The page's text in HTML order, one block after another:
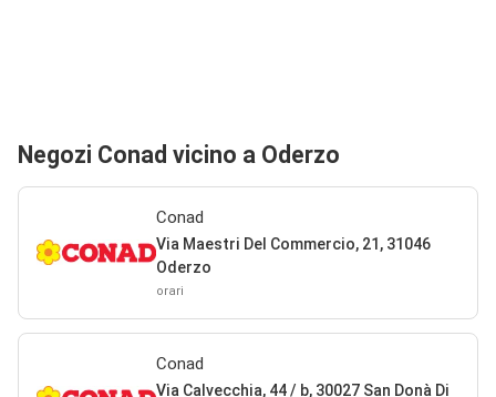
Negozi Conad vicino a Oderzo
Conad
Via Maestri Del Commercio, 21, 31046
Oderzo
orari
Conad
Via Calvecchia, 44 / b, 30027 San Donà Di